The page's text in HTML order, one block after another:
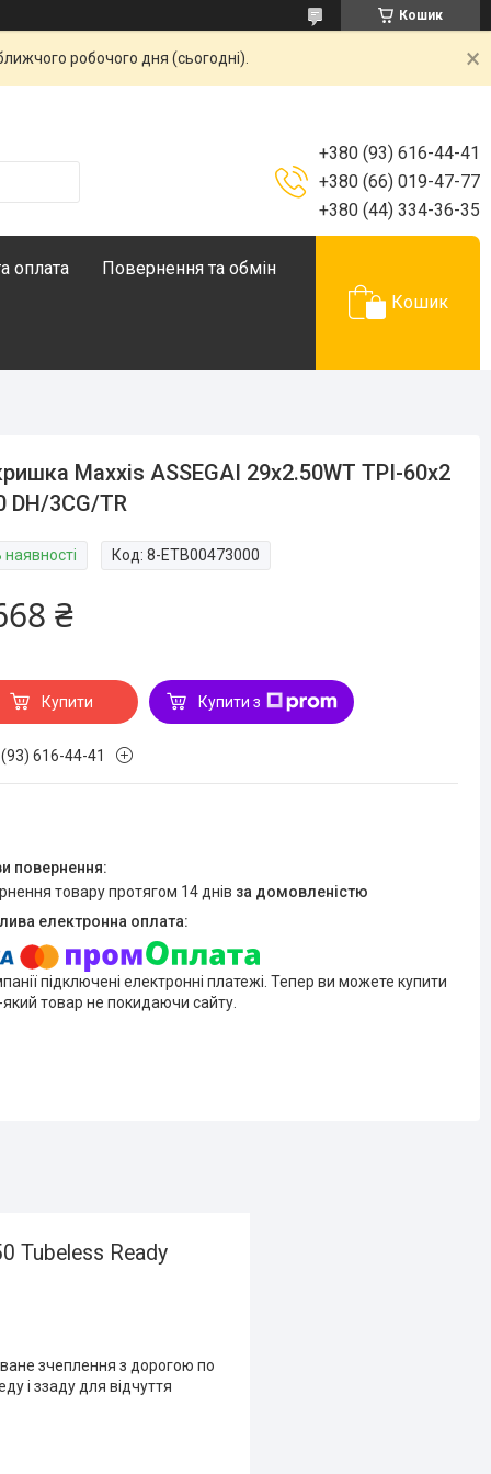
Кошик
робочого дня (сьогодні).
+380 (93) 616-44-41
+380 (66) 019-47-77
+380 (44) 334-36-35
оплата
Повернення та обмін
Кошик
Maxxis ASSEGAI 29x2.50WT TPI-60x2
DH/3CG/TR
наявності Код:8-ETB00473000
₴
Купити Купити з
616-44-41
товару протягом 14 днів за домовленістю
підключені електронні платежі. Тепер ви можете купити
товар не покидаючи сайту.
Tubeless Ready
зчеплення з дорогою по
і ззаду для відчуття